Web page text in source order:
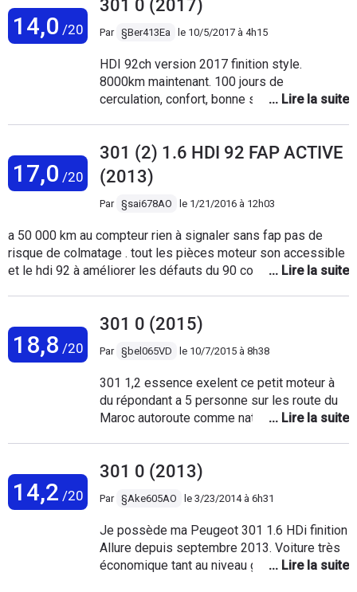
14,0 /20
301 0 (2017)
Par §Ber413Ea le 10/5/2017 à 4h15
HDI 92ch version 2017 finition style.
8000km maintenant. 100 jours de
cerculation, confort, bonne stabilité sur route
carrosserie : moyenne finition, des croux
visible, pas de cage moteur pour une
protection sur piste. et pas de cage moteur
pour une protection en haut (poussiere et
l'interier (Chaleur moteur et autre)
17,0 /20
301 (2) 1.6 HDI 92 FAP ACTIVE
(2013)
Par §sai678AO le 1/21/2016 à 12h03
a 50 000 km au compteur rien à signaler sans fap pas de
risque de colmatage . tout les pièces moteur son accessible
et le hdi 92 à améliorer les défauts du 90 comme le volant
rapport qualité prix .
18,8 /20
301 0 (2015)
Par §bel065VD le 10/7/2015 à 8h38
301 1,2 essence exelent ce petit moteur à
du répondant a 5 personne sur les route du
Maroc autoroute comme national ils répond
place pour tout le monde et un coffre géant
superbe véhicule.
14,2 /20
301 0 (2013)
Par §Ake605AO le 3/23/2014 à 6h31
Je possède ma Peugeot 301 1.6 HDi finition
Allure depuis septembre 2013. Voiture très
économique tant au niveau gasoil (5